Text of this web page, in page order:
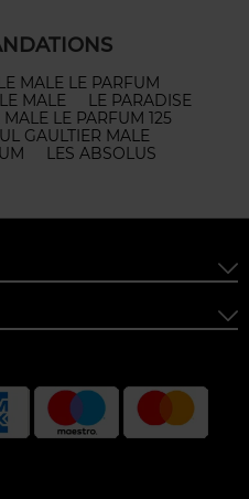
MALE LE PARFUM
MALE
LE PARADISE
MALE LE PARFUM 125
GAULTIER MALE
LES ABSOLUS